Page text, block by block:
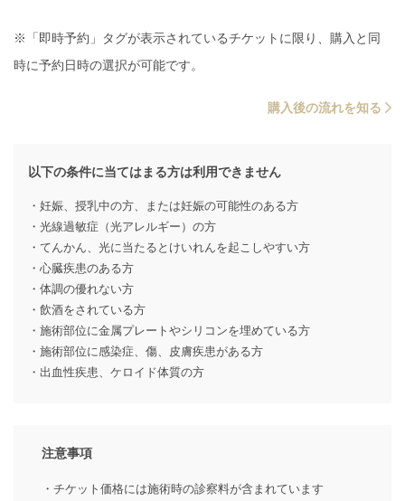
※「即時予約」タグが表示されているチケットに限り、購入と同
時に予約日時の選択が可能です。
購入後の流れを知る
以下の条件に当てはまる方は利用できません
・妊娠、授乳中の方、または妊娠の可能性のある方
・光線過敏症（光アレルギー）の方
・てんかん、光に当たるとけいれんを起こしやすい方
・心臓疾患のある方
・体調の優れない方
・飲酒をされている方
・施術部位に金属プレートやシリコンを埋めている方
・施術部位に感染症、傷、皮膚疾患がある方
・出血性疾患、ケロイド体質の方
注意事項
・チケット価格には施術時の診察料が含まれています